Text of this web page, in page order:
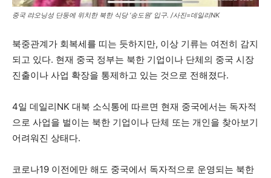
중국 랴오닝성 단둥에 위치한 북한 식당 ‘송도원’ 입구. /사진=데일리NK
북중관계가 회복세를 띠는 듯하지만, 이상 기류는 여전히 감지
되고 있다. 현재 중국 정부는 북한 기업이나 단체의 중국 시장
진출이나 사업 확장을 통제하고 있는 것으로 전해졌다.
4일 데일리NK 대북 소식통에 따르면 현재 중국에서는 독자적
으로 사업을 벌이는 북한 기업이나 단체 또는 개인을 찾아보기
어려워진 상태다.
코로나19 이전에만 해도 중국에서 독자적으로 운영되는 북한